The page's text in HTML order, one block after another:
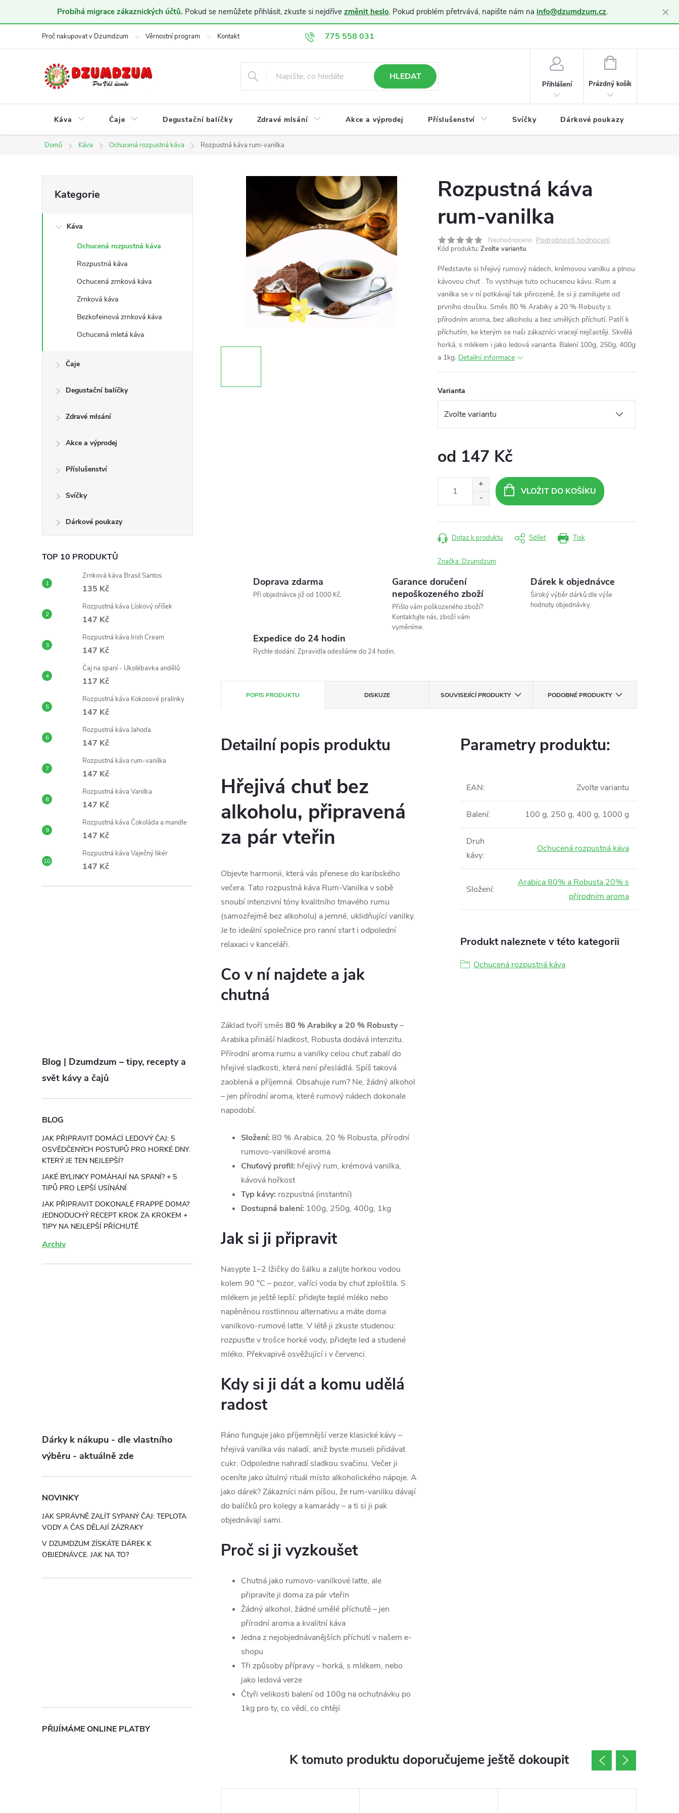
Probíhá migrace zákaznických účtů. Pokud se nemůžete přihlásit, zkuste si nejdříve změnit heslo. Pokud problém přetrvává, napište nám na info@dzumdzum.cz. ×
775 558 031
Proč nakupovat v Dzumdzum Věrnostní program Kontakt Doprava a platba Obchodní podmínky
HLEDAT
Přihlášení
NÁKUPNÍ
Prázdný košík
Káva Čaje Degustační balíčky Zdravé mlsání Akce a výprodej Příslušenství Svíčky Dárkové poukazy
Domů Káva Ochucená rozpustná káva Rozpustná káva rum-vanilka
o
kategorie
Kategorie
Káva
Ochucená rozpustná káva
Rozpustná káva
Ochucená zrnková káva
Zrnková káva
Bezkofeinová zrnková káva
Ochucená mletá káva
Čaje
Degustační balíčky
Zdravé mlsání
Akce a výprodej
Příslušenství
Svíčky
Dárkové poukazy
TOP 10 PRODUKTŮ
Zrnková káva Brasil Santos
135 Kč
Rozpustná káva Lískový oříšek
147 Kč
Rozpustná káva Irish Cream
147 Kč
Čaj na spaní - Ukolébavka andělů
117 Kč
Rozpustná káva Kokosové pralinky
147 Kč
Rozpustná káva Jahoda
147 Kč
Rozpustná káva rum-vanilka
147 Kč
Rozpustná káva Vanilka
147 Kč
Rozpustná káva Čokoláda a mandle
147 Kč
Rozpustná káva Vaječný likér
147 Kč
Blog | Dzumdzum – tipy, recepty a
svět kávy a čajů
BLOG
JAK PŘIPRAVIT DOMÁCÍ LEDOVÝ ČAJ: 5
OSVĚDČENÝCH POSTUPŮ PRO HORKÉ DNY.
KTERÝ JE TEN NEJLEPŠÍ?
JAKÉ BYLINKY POMÁHAJÍ NA SPANÍ? + 5
TIPŮ PRO LEPŠÍ USÍNÁNÍ
JAK PŘIPRAVIT DOKONALÉ FRAPPÉ DOMA?
JEDNODUCHÝ RECEPT KROK ZA KROKEM +
TIPY NA NEJLEPŠÍ PŘÍCHUTĚ
Archiv
Dárky k nákupu - dle vlastního
výběru - aktuálně zde
NOVINKY
JAK SPRÁVNĚ ZALÍT SYPANÝ ČAJ: TEPLOTA
VODY A ČAS DĚLAJÍ ZÁZRAKY
V DZUMDZUM ZÍSKÁTE DÁREK K
OBJEDNÁVCE. JAK NA TO?
PŘIJÍMÁME ONLINE PLATBY
Rozpustná káva
rum-vanilka
Neohodnoceno Podrobnosti hodnocení
Kód produktu: Zvolte variantu
Představte si hřejivý rumový nádech, krémovou vanilku a plnou
kávovou chuť . To vystihuje tuto ochucenou kávu. Rum a
vanilka se v ní potkávají tak přirozeně, že si ji zamilujete od
prvního doušku. Směs 80 % Arabiky a 20 % Robusty s
přírodním aroma, bez alkoholu a bez umělých příchutí. Patří k
příchutím, ke kterým se naši zákazníci vracejí nejčastěji. Skvělá
horká, s mlékem i jako ledová varianta. Balení 100g, 250g, 400g
a 1kg. Detailní informace
Varianta
od 147 Kč
VLOŽIT DO KOŠÍKU
Tisk
Dotaz k produktu Sdílet
Značka: Dzumdzum
Doprava zdarma
Při objednávce již od 1000 Kč.
Garance doručení
nepoškozeného zboží
Přišlo vám poškozeného zboží?
Kontaktujte nás, zboží vám
vyměníme.
Dárek k objednávce
Široký výběr dárků dle výše
hodnoty objednávky.
Expedice do 24 hodin
Rychle dodání. Zpravidla odesíláme do 24 hodin.
POPIS PRODUKTU DISKUZE SOUVISEJÍCÍ PRODUKTY PODOBNÉ PRODUKTY
Detailní popis produktu
Hřejivá chuť bez
alkoholu, připravená
za pár vteřin
Objevte harmonii, která vás přenese do karibského
večera. Tato rozpustná káva Rum-Vanilka v sobě
snoubí intenzivní tóny kvalitního tmavého rumu
(samozřejmě bez alkoholu) a jemné, uklidňující vanilky.
Je to ideální společnice pro ranní start i odpolední
relaxaci v kanceláři.
Co v ní najdete a jak
chutná
Základ tvoří směs 80 % Arabiky a 20 % Robusty–
Arabika přináší hladkost, Robusta dodává intenzitu.
Přírodní aroma rumu a vanilky celou chuť zabalí do
hřejivé sladkosti, která není přesládlá. Spíš taková
zaoblená a příjemná. Obsahuje rum? Ne, žádný alkohol
– jen přírodní aroma, které rumový nádech dokonale
napodobí.
Složení: 80 % Arabica, 20 % Robusta, přírodní
rumovo-vanilkové aroma
Chuťový profil: hřejivý rum, krémová vanilka,
kávová hořkost
Typ kávy: rozpustná (instantní)
Dostupná balení: 100g, 250g, 400g, 1kg
Jak si ji připravit
Nasypte 1–2 lžičky do šálku a zalijte horkou vodou
kolem 90 °C – pozor, vařící voda by chuť zploštila. S
mlékem je ještě lepší: přidejte teplé mléko nebo
napěněnou rostlinnou alternativu a máte doma
vanilkovo-rumové latte. V létě ji zkuste studenou:
rozpusťte v trošce horké vody, přidejte led a studené
mléko. Překvapivě osvěžující i v červenci.
Kdy si ji dát a komu udělá
radost
Ráno funguje jako příjemnější verze klasické kávy –
hřejivá vanilka vás naladí, aniž byste museli přidávat
cukr. Odpoledne nahradí sladkou svačinu. Večer ji
oceníte jako útulný rituál místo alkoholického nápoje. A
jako dárek? Zákazníci nám píšou, že rum-vanilku dávají
do balíčků pro kolegy a kamarády – a ti si ji pak
objednávají sami.
Proč si ji vyzkoušet
Chutná jako rumovo-vanilkové latte, ale
připravíte ji doma za pár vteřin
Žádný alkohol, žádné umělé příchutě – jen
přírodní aroma a kvalitní káva
Jedna z nejobjednávanějších příchutí v našem e-
shopu
Tři způsoby přípravy – horká, s mlékem, nebo
jako ledová verze
Čtyři velikosti balení od 100g na ochutnávku po
1kg pro ty, co vědí, co chtějí
Parametry produktu:
EAN: Zvolte variantu
Balení: 100 g, 250 g, 400 g, 1000 g
Druh
kávy:
Ochucená rozpustná káva
Složení:
Arabica 80% a Robusta 20% s
přírodním aroma
Produkt naleznete v této kategorii
Ochucená rozpustná káva
K tomuto produktu doporučujeme ještě dokoupit